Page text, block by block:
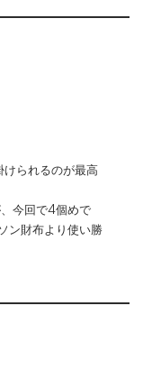
けられるのが最高
今回で4個めで
財布より使い勝